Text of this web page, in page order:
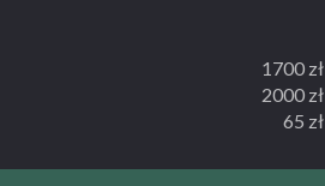
przepisów prawa ruchu
– u nas nie ma miejsca na nudne
używamy najnowszych rozwiązań1700 zł
2000 zł
65 zł